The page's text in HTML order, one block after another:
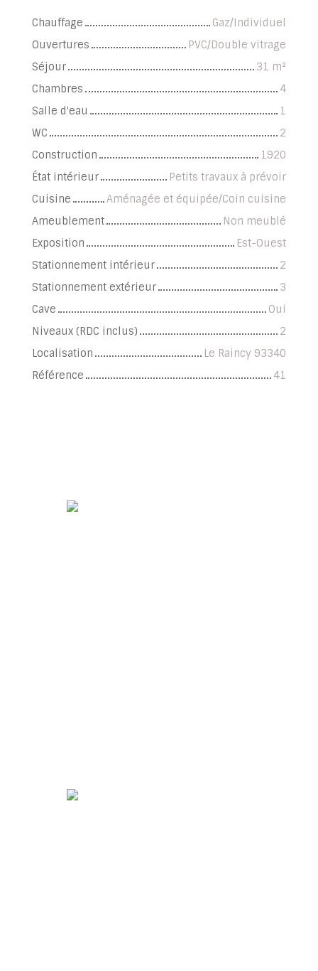
Chauffage
Gaz/Individuel
Ouvertures
PVC/Double vitrage
Séjour
31 m²
Chambres
4
Salle d'eau
1
WC
2
Construction
1920
État intérieur
Petits travaux à prévoir
Cuisine
Aménagée et équipée/Coin cuisine
Ameublement
Non meublé
Exposition
Est-Ouest
Stationnement intérieur
2
Stationnement extérieur
3
Cave
Oui
Niveaux (RDC inclus)
2
Localisation
Le Raincy 93340
Référence
41